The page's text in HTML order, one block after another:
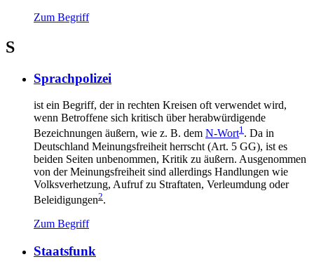
Zum Begriff
S
Sprachpolizei
ist ein Begriff, der in rechten Kreisen oft verwendet wird,
wenn Betroffene sich kritisch über herabwürdigende
Bezeichnungen äußern, wie z. B. dem N-Wort1. Da in
Deutschland Meinungsfreiheit herrscht (Art. 5 GG), ist es
beiden Seiten unbenommen, Kritik zu äußern. Ausgenommen
von der Meinungsfreiheit sind allerdings Handlungen wie
Volksverhetzung, Aufruf zu Straftaten, Verleumdung oder
Beleidigungen2.
Zum Begriff
Staatsfunk